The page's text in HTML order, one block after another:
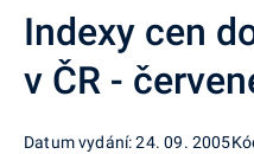
Indexy cen
v ČR -
Datum vydání: 24. 09. 2005